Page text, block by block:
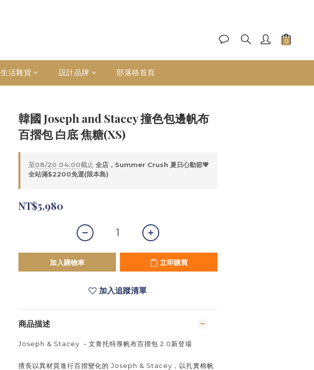
生活雜貨 設計品牌 部落格首頁
韓國 Joseph and Stacey 撞色包邊帆布
百摺包 白底 焦糖(XS)
至08/20 04:00截止 全店，Summer Crush 夏日心動節💗
全站滿$2200免運(限本島)
NT$5,980
加入購物車 立即購買
加入追蹤清單
商品描述
Joseph & Stacey －文青托特厚帆布百摺包 2.0新登場
擅長以異材質進行百摺變化的 Joseph & Stacey，以扎實棉帆